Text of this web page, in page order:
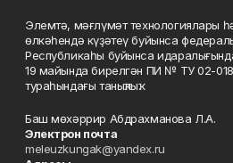
Элемтә, мәғлүмәт технологиялары
өлкәһендә күҙәтеү буйынса
Республикаһы буйынса
19 майында бирелгән ПИ № ТУ 02-
тураһындағы таныҡлыҡ.
Баш мөхәррир Абдрахманова Л.А.
Электрон почта
meleuzkungak@yandex.ru